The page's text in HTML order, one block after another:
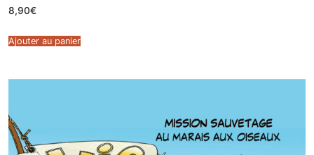
8,90€
Ajouter au panier